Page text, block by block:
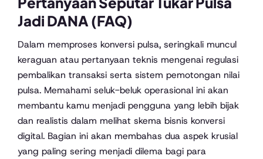
Jadi DANA (FAQ)
Dalam memproses konversi pulsa, seringkali muncul
keraguan atau pertanyaan teknis mengenai regulasi
pembalikan transaksi serta sistem pemotongan nilai
pulsa. Memahami seluk-beluk operasional ini akan
membantu kamu menjadi pengguna yang lebih bijak
dan realistis dalam melihat skema bisnis konversi
digital. Bagian ini akan membahas dua aspek krusial
yang paling sering menjadi dilema bagi para